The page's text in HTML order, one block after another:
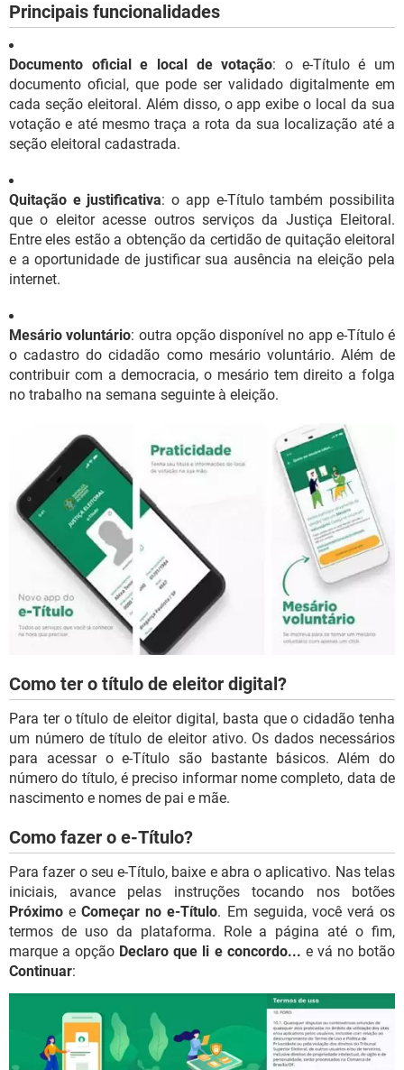
Principais funcionalidades
Documento oficial e local de votação: o e-Título é um
documento oficial, que pode ser validado digitalmente em
cada seção eleitoral. Além disso, o app exibe o local da sua
votação e até mesmo traça a rota da sua localização até a
seção eleitoral cadastrada.
Quitação e justificativa: o app e-Título também possibilita
que o eleitor acesse outros serviços da Justiça Eleitoral.
Entre eles estão a obtenção da certidão de quitação eleitoral
e a oportunidade de justificar sua ausência na eleição pela
internet.
Mesário voluntário: outra opção disponível no app e-Título é
o cadastro do cidadão como mesário voluntário. Além de
contribuir com a democracia, o mesário tem direito a folga
no trabalho na semana seguinte à eleição.
Como ter o título de eleitor digital?
Para ter o título de eleitor digital, basta que o cidadão tenha
um número de título de eleitor ativo. Os dados necessários
para acessar o e-Título são bastante básicos. Além do
número do título, é preciso informar nome completo, data de
nascimento e nomes de pai e mãe.
Como fazer o e-Título?
Para fazer o seu e-Título, baixe e abra o aplicativo. Nas telas
iniciais, avance pelas instruções tocando nos botões
Próximo eComeçar no e-Título. Em seguida, você verá os
termos de uso da plataforma. Role a página até o fim,
marque a opção Declaro que li e concordo... e vá no botão
Continuar: